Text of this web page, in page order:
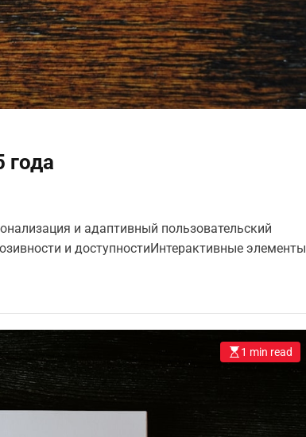
года
и адаптивный пользовательский
и доступностиИнтерактивные элементы
1 min read